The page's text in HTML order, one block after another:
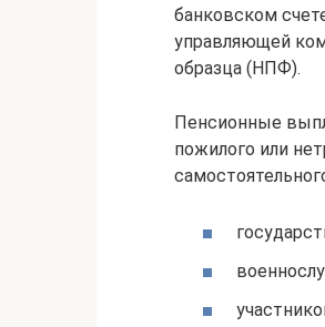
банковском
управляющей
образца (НПФ).
Пенсионные
пожилого или